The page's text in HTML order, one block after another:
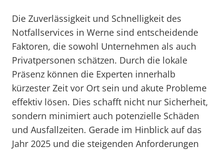
Die Zuverlässigkeit und Schnelligkeit des
Notfallservices in Werne sind entscheidende
Faktoren, die sowohl Unternehmen als auch
Privatpersonen schätzen. Durch die lokale
Präsenz können die Experten innerhalb
kürzester Zeit vor Ort sein und akute Probleme
effektiv lösen. Dies schafft nicht nur Sicherheit,
sondern minimiert auch potenzielle Schäden
und Ausfallzeiten. Gerade im Hinblick auf das
Jahr 2025 und die steigenden Anforderungen